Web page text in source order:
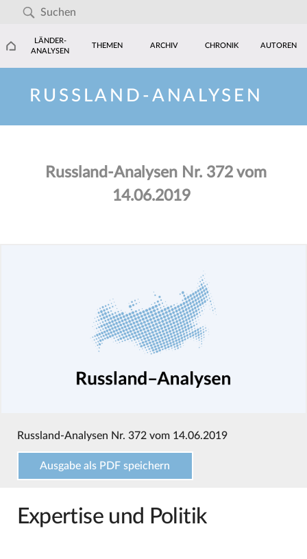
LÄNDER-
ANALYSEN
THEMEN ARCHIV CHRONIK AUTOREN
RUSSLAND-ANALYSEN
Russland-Analysen Nr. 372 vom
14.06.2019
Russland-Analysen Nr. 372 vom 14.06.2019
Ausgabe als PDF speichern
Expertise und Politik